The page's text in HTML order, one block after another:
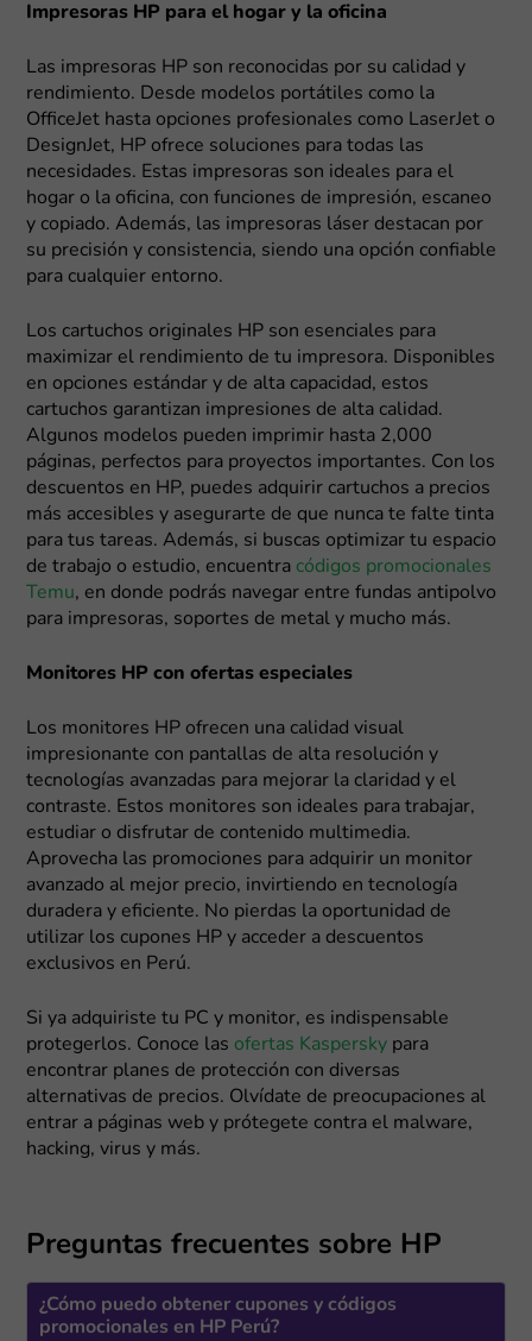
Impresoras HP para el hogar y la oficina
Las impresoras HP son reconocidas por su calidad y
rendimiento. Desde modelos portátiles como la
OfficeJet hasta opciones profesionales como LaserJet o
DesignJet, HP ofrece soluciones para todas las
necesidades. Estas impresoras son ideales para el
hogar o la oficina, con funciones de impresión, escaneo
y copiado. Además, las impresoras láser destacan por
su precisión y consistencia, siendo una opción confiable
para cualquier entorno.
Los cartuchos originales HP son esenciales para
maximizar el rendimiento de tu impresora. Disponibles
en opciones estándar y de alta capacidad, estos
cartuchos garantizan impresiones de alta calidad.
Algunos modelos pueden imprimir hasta 2,000
páginas, perfectos para proyectos importantes. Con los
descuentos en HP, puedes adquirir cartuchos a precios
más accesibles y asegurarte de que nunca te falte tinta
para tus tareas. Además, si buscas optimizar tu espacio
de trabajo o estudio, encuentra códigos promocionales
Temu, en donde podrás navegar entre fundas antipolvo
para impresoras, soportes de metal y mucho más.
Monitores HP con ofertas especiales
Los monitores HP ofrecen una calidad visual
impresionante con pantallas de alta resolución y
tecnologías avanzadas para mejorar la claridad y el
contraste. Estos monitores son ideales para trabajar,
estudiar o disfrutar de contenido multimedia.
Aprovecha las promociones para adquirir un monitor
avanzado al mejor precio, invirtiendo en tecnología
duradera y eficiente. No pierdas la oportunidad de
utilizar los cupones HP y acceder a descuentos
exclusivos en Perú.
Si ya adquiriste tu PC y monitor, es indispensable
protegerlos. Conoce las ofertas Kaspersky para
encontrar planes de protección con diversas
alternativas de precios. Olvídate de preocupaciones al
entrar a páginas web y prótegete contra el malware,
hacking, virus y más.
Preguntas frecuentes sobre HP
¿Cómo puedo obtener cupones y códigos
promocionales en HP Perú?